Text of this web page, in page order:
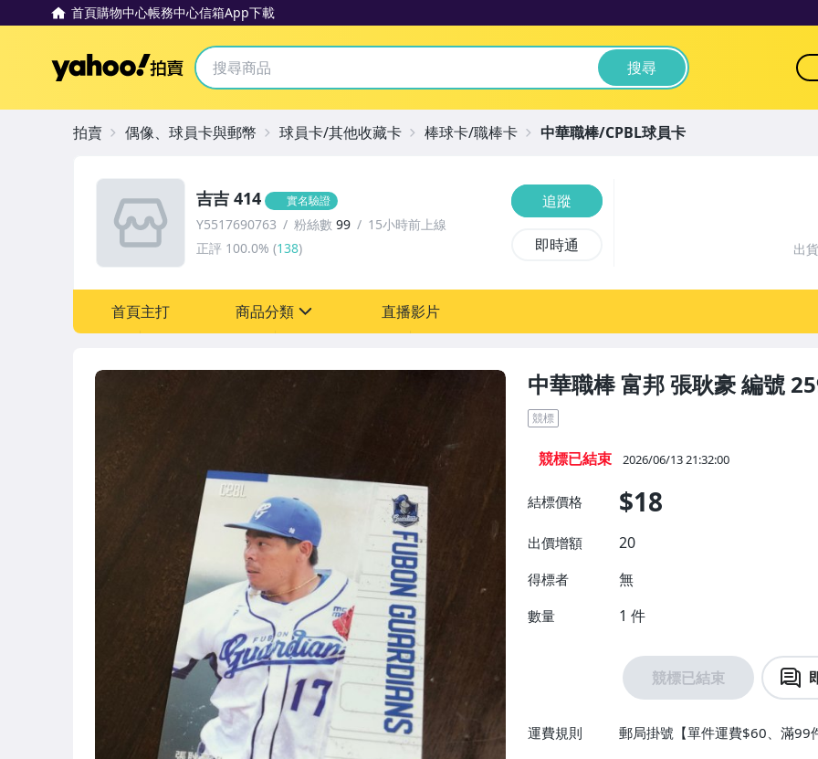
首頁購物中心帳務中心信箱App下載
Yahoo拍賣 搜尋
中華職棒 富邦 張耿豪 編號
競標
競標已結束 2026/06/13 21:32:00
結標價格 $18
出價增額 20
得標者 無
數量 1 件
競標已結束
運費規則
郵局掛號【單件運費$60、滿99
吉吉 414 實名驗證
Y5517690763 粉絲數 99
15小時前上線
正評 100.0% (138)
追蹤
即時通 出
首頁主打 商品分類 直播影片
拍賣 偶像、球員卡與郵幣 球員卡/其他收藏卡 棒球卡/職棒卡 中華職棒/CPBL球員卡